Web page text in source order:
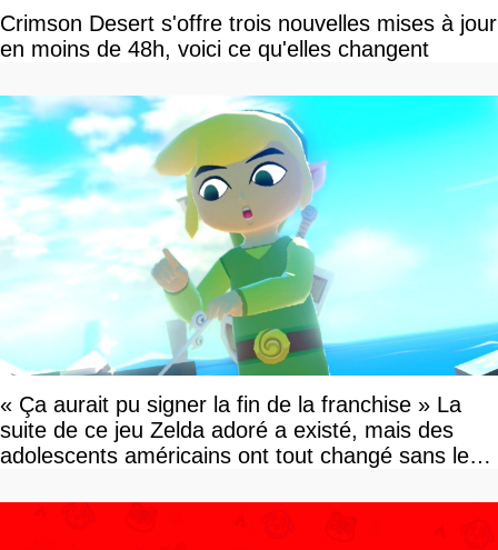
Crimson Desert s'offre trois nouvelles mises à jour
en moins de 48h, voici ce qu'elles changent
« Ça aurait pu signer la fin de la franchise » La
suite de ce jeu Zelda adoré a existé, mais des
adolescents américains ont tout changé sans le